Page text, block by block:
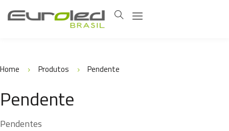
Home Produtos Pendente
Pendente
Pendentes